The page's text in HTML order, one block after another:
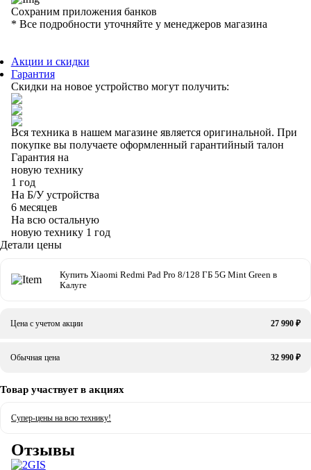
Сохраним приложения банков
* Все подробности уточняйте у менеджеров магазина
Акции и скидки
Гарантия
Скидки на новое устройство могут получить:
Вся техника в нашем магазине является оригинальной. При
покупке вы получаете оформленный гарантийный талон
Гарантия на
новую технику
1 год
На Б/У устройства
6 месяцев
На всю остальную
новую технику 1 год
Детали цены
Купить Xiaomi Redmi Pad Pro 8/128 ГБ 5G Mint Green в
Калуге
Цена с учетом акции 27 990 ₽
Обычная цена 32 990 ₽
Товар участвует в акциях
Супер-цены на всю технику!
Отзывы